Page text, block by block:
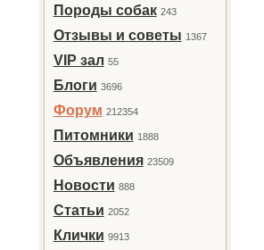
Породы собак 243
Отзывы и советы 1367
VIP зал 55
Блоги 3696
Форум 212354
Питомники 1888
Объявления 23509
Новости 888
Статьи 2052
Клички 9913